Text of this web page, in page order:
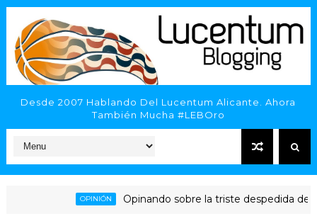
Desde 2007 Hablando Del Lucentum Alicante. Ahora
También Mucha #LEBOro
OPINIÓN Opinando sobre la triste despedida del